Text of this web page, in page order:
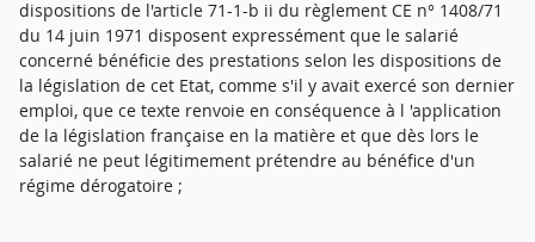
dispositions de l'article 71-1-b ii du règlement CE n° 1408/71
du 14 juin 1971 disposent expressément que le salarié
concerné bénéficie des prestations selon les dispositions de
la législation de cet Etat, comme s'il y avait exercé son dernier
emploi, que ce texte renvoie en conséquence à l 'application
de la législation française en la matière et que dès lors le
salarié ne peut légitimement prétendre au bénéfice d'un
régime dérogatoire ;